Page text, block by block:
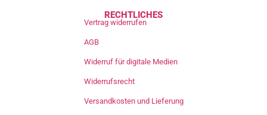
RECHTLICHES
Vertrag widerrufen
AGB
Widerruf für digitale Medien
Widerrufsrecht
Versandkosten und Lieferung